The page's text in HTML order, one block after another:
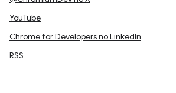
YouTube
Chrome for Developers no LinkedIn
RSS